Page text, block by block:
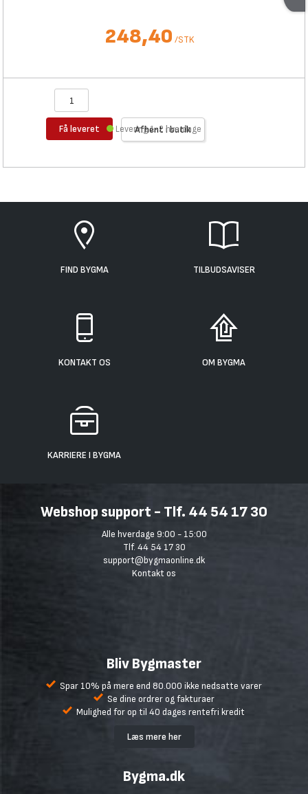
248,40 /STK
Få leveret Afhent i butik
Levering 1-2 hverdage
FIND BYGMA TILBUDSAVISER
KONTAKT OS OM BYGMA
KARRIERE I BYGMA
Webshop support - Tlf. 44 54 17 30
Alle hverdage 9:00 - 15:00
Tlf. 44 54 17 30
support@bygmaonline.dk
Kontakt os
Bliv Bygmaster
Spar 10% på mere end 80.000 ikke nedsatte varer
Se dine ordrer og fakturaer
Mulighed for op til 40 dages rentefri kredit
Læs mere her
Bygma.dk